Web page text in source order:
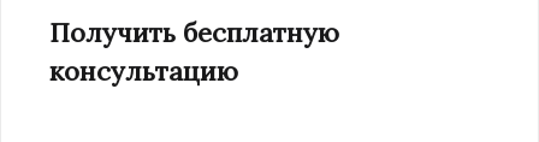
Получить бесплатную
консультацию